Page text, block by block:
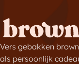
Vers gebakken
als persoonlijk